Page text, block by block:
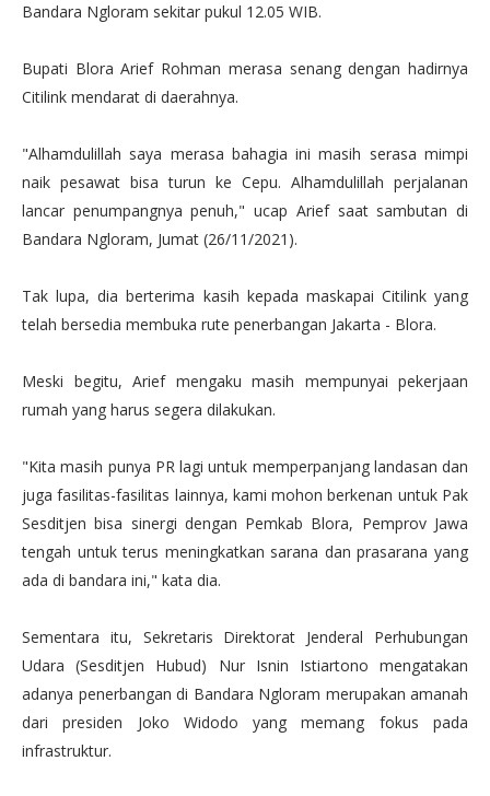
Bandara Ngloram sekitar pukul 12.05 WIB.
Bupati Blora Arief Rohman merasa senang dengan hadirnya
Citilink mendarat di daerahnya.
"Alhamdulillah saya merasa bahagia ini masih serasa mimpi
naik pesawat bisa turun ke Cepu. Alhamdulillah perjalanan
lancar penumpangnya penuh," ucap Arief saat sambutan di
Bandara Ngloram, Jumat (26/11/2021).
Tak lupa, dia berterima kasih kepada maskapai Citilink yang
telah bersedia membuka rute penerbangan Jakarta - Blora.
Meski begitu, Arief mengaku masih mempunyai pekerjaan
rumah yang harus segera dilakukan.
"Kita masih punya PR lagi untuk memperpanjang landasan dan
juga fasilitas-fasilitas lainnya, kami mohon berkenan untuk Pak
Sesditjen bisa sinergi dengan Pemkab Blora, Pemprov Jawa
tengah untuk terus meningkatkan sarana dan prasarana yang
ada di bandara ini," kata dia.
Sementara itu, Sekretaris Direktorat Jenderal Perhubungan
Udara (Sesditjen Hubud) Nur Isnin Istiartono mengatakan
adanya penerbangan di Bandara Ngloram merupakan amanah
dari presiden Joko Widodo yang memang fokus pada
infrastruktur.